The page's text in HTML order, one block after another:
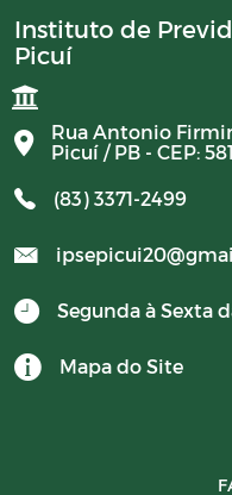
Instituto de
Picuí
Rua Antonio
Picuí / PB - CEP:
(83) 3371-2499
Segunda à Sexta
Mapa do Site